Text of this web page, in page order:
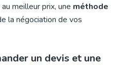
meilleur prix, une méthode
la négociation de vos
un devis et une